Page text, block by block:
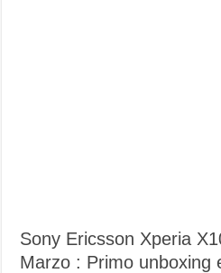
Sony Ericsson Xperia
Marzo : Primo unboxing